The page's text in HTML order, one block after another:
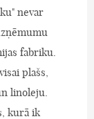
nevar
fabriku.
plašs,
linoleju.
kurā ik